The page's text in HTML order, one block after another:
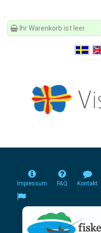
Ihr Warenkorb ist leer.
Impressum FAQ Kontakt